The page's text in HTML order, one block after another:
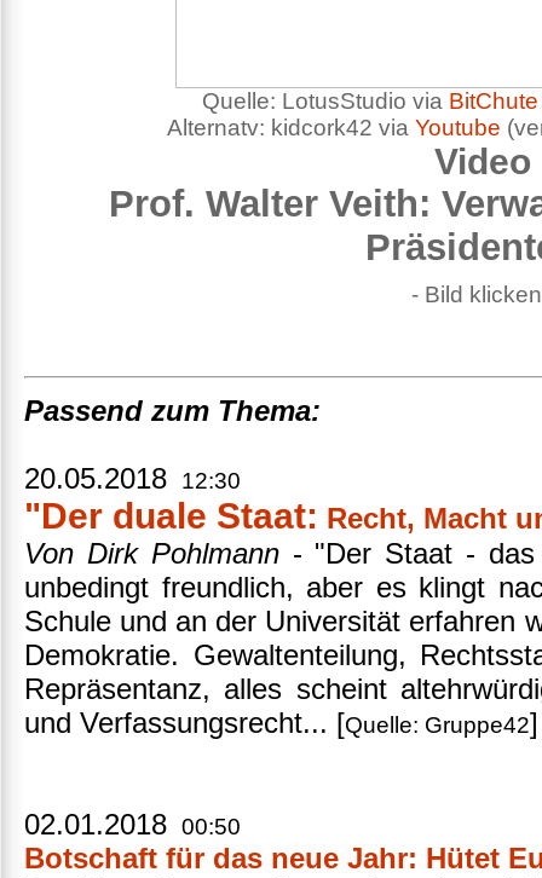
Quelle: LotusStudio via BitChute
Alternatv: kidcork42 via Youtube
Video
Prof. Walter Veith:
- Bild
Passend zum Thema:
20.05.2018 12:30
"Der duale Staat: Recht, Macht
Von Dirk Pohlmann- "Der Staat - das
unbedingt freundlich, aber es klingt
Schule und an der Universität erfahren
Demokratie. Gewaltenteilung,
Repräsentanz, alles scheint
und Verfassungsrecht... [Quelle: Gruppe42
02.01.2018 00:50
Botschaft für das neue Jahr: Hütet